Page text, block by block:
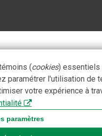
(cookies) essentiels
paramétrer l'utilisation de
votre expérience à
paramètres